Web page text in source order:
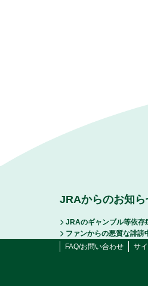
JRAからのお知ら
JRAのギャンブル等依存
ファンからの悪質な誹謗
FAQ/お問い合わせ
サ